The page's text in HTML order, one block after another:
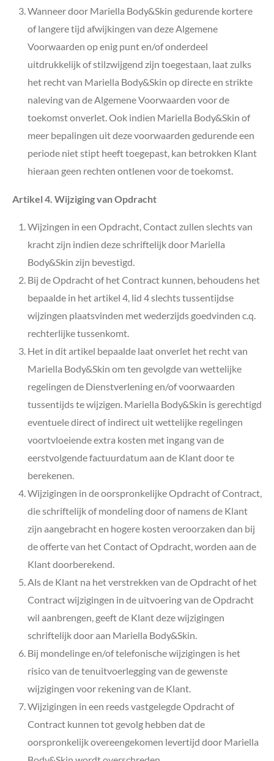
Wanneer door Mariella Body&Skin gedurende kortere
of langere tijd afwijkingen van deze Algemene
Voorwaarden op enig punt en/of onderdeel
uitdrukkelijk of stilzwijgend zijn toegestaan, laat zulks
het recht van Mariella Body&Skin op directe en strikte
naleving van de Algemene Voorwaarden voor de
toekomst onverlet. Ook indien Mariella Body&Skin of
meer bepalingen uit deze voorwaarden gedurende een
periode niet stipt heeft toegepast, kan betrokken Klant
hieraan geen rechten ontlenen voor de toekomst.
Artikel 4. Wijziging van Opdracht
Wijzingen in een Opdracht, Contact zullen slechts van
kracht zijn indien deze schriftelijk door Mariella
Body&Skin zijn bevestigd.
Bij de Opdracht of het Contract kunnen, behoudens het
bepaalde in het artikel 4, lid 4 slechts tussentijdse
wijzingen plaatsvinden met wederzijds goedvinden c.q.
rechterlijke tussenkomt.
Het in dit artikel bepaalde laat onverlet het recht van
Mariella Body&Skin om ten gevolgde van wettelijke
regelingen de Dienstverlening en/of voorwaarden
tussentijds te wijzigen. Mariella Body&Skin is gerechtigd
eventuele direct of indirect uit wettelijke regelingen
voortvloeiende extra kosten met ingang van de
eerstvolgende factuurdatum aan de Klant door te
berekenen.
Wijzigingen in de oorspronkelijke Opdracht of Contract,
die schriftelijk of mondeling door of namens de Klant
zijn aangebracht en hogere kosten veroorzaken dan bij
de offerte van het Contact of Opdracht, worden aan de
Klant doorberekend.
Als de Klant na het verstrekken van de Opdracht of het
Contract wijzigingen in de uitvoering van de Opdracht
wil aanbrengen, geeft de Klant deze wijzigingen
schriftelijk door aan Mariella Body&Skin.
Bij mondelinge en/of telefonische wijzigingen is het
risico van de tenuitvoerlegging van de gewenste
wijzigingen voor rekening van de Klant.
Wijzigingen in een reeds vastgelegde Opdracht of
Contract kunnen tot gevolg hebben dat de
oorspronkelijk overeengekomen levertijd door Mariella